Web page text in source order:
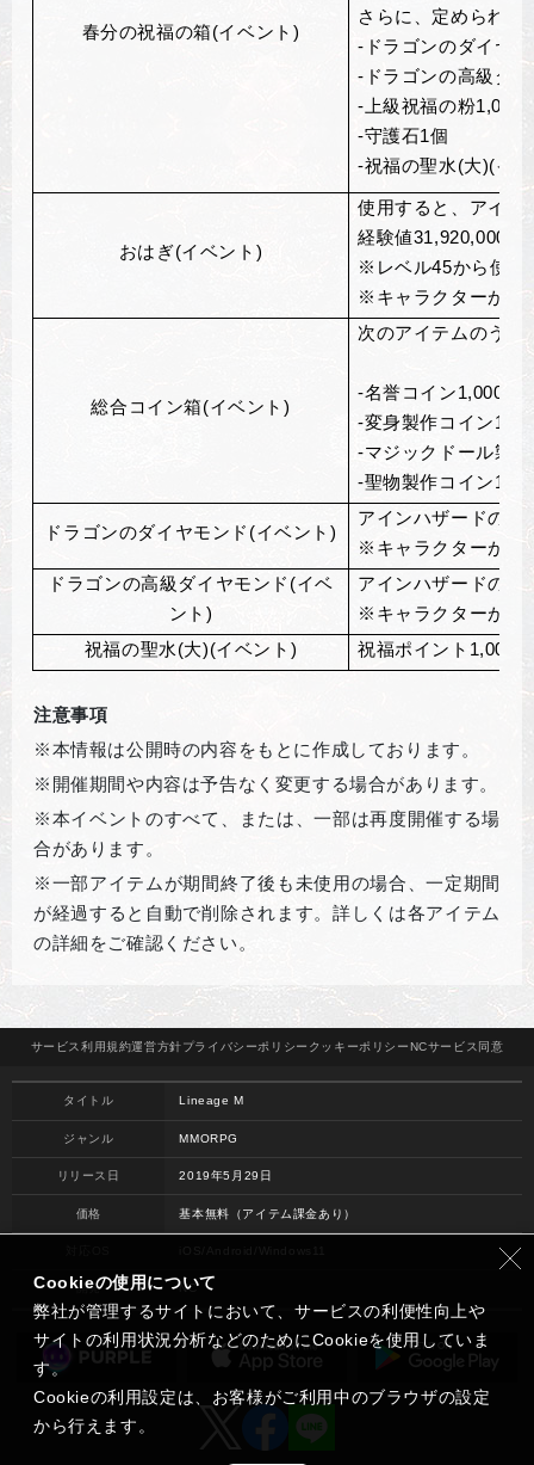
春分の祝福の箱(イベント)
さらに、定められた
-ドラゴンのダイヤ
-ドラゴンの高級ダ
-上級祝福の粉1,000
-守護石1個
-祝福の聖水(大)(イ
おはぎ(イベント)
使用すると、アイン
経験値31,920,000獲
※レベル45から使用
※キャラクターが一
総合コイン箱(イベント)
次のアイテムのうち
-名誉コイン1,000～
-変身製作コイン
-マジックドール製
-聖物製作コイン
ドラゴンのダイヤモンド(イベント)
アインハザードの祝
※キャラクターが一
ドラゴンの高級ダイヤモンド(イベ
ント)
アインハザードの祝
※キャラクターが一
祝福の聖水(大)(イベント)
祝福ポイント1,000
注意事項
※本情報は公開時の内容をもとに作成しております。
※開催期間や内容は予告なく変更する場合があります。
※本イベントのすべて、または、一部は再度開催する場
合があります。
※一部アイテムが期間終了後も未使用の場合、一定期間
が経過すると自動で削除されます。詳しくは各アイテム
の詳細をご確認ください。
サービス 利用規約運営方針プライバシーポリシー クッキーポリシーNCサービス 同意
タイトル Lineage M
ジャンル MMORPG
リリース日 2019年5月29日
価格 基本無料（アイテム課金あり）
開発 NC
Cookieの使用について
弊社が管理するサイトにおいて、サービスの利便性向上や
サイトの利用状況分析などのためにCookieを使用していま
す。
Cookieの利用設定は、お客様がご利用中のブラウザの設定
から行えます。